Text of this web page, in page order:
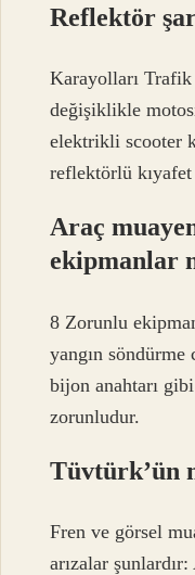
Reflektör
Karayolları Trafik
değişiklikle
elektrikli scooter
reflektörlü
Araç
ekipmanlar
8 Zorunlu
yangın söndürme
bijon anahtarı
zorunludur.
Tüvtürk’ün
Fren ve görsel
arızalar